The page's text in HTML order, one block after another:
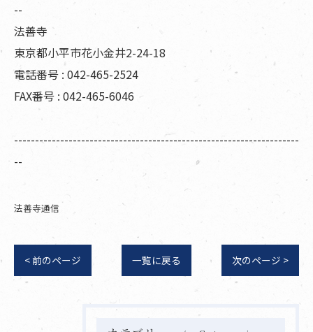
--
法善寺
東京都小平市花小金井2-24-18
電話番号 : 042-465-2524
FAX番号 : 042-465-6046
--------------------------------------------------------------------
--
法善寺通信
< 前のページ 一覧に戻る 次のページ >